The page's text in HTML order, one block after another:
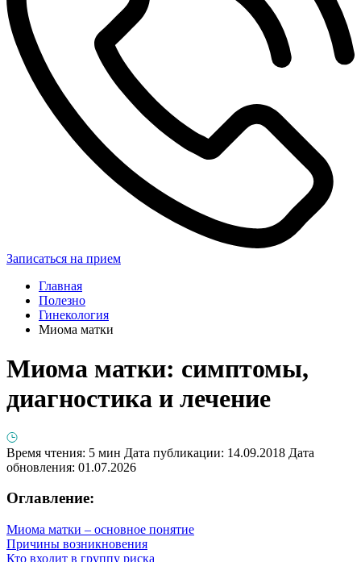
Записаться на прием
Главная
Полезно
Гинекология
Миома матки
Миома матки: симптомы,
диагностика и лечение
Время чтения: 5 мин Дата публикации: 14.09.2018 Дата
обновления: 01.07.2026
Оглавление:
Миома матки – основное понятие
Причины возникновения
Кто входит в группу риска